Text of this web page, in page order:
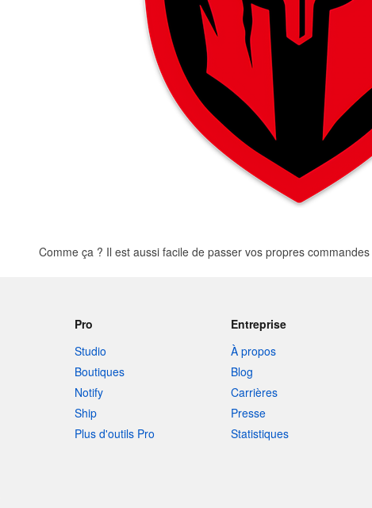
Comme ça ? Il est aussi facile de passer vos propres
Pro
Studio
Boutiques
Notify
Ship
Plus d'outils Pro
Entreprise
À propos
Blog
Carrières
Presse
Statistiques